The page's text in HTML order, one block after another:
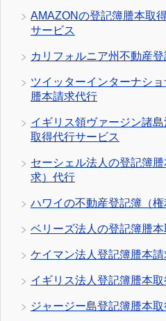
AMAZONの登記簿謄本取
サービス
カリフォルニア州不動産
ツイッターインターナシ
謄本請求代行
イギリス領ヴァージン諸
取得代行サービス
セーシェル法人の登記簿
求）代行
ハワイの不動産登記簿（
ベリーズ法人の登記簿謄
ケイマン法人登記簿謄本請
イギリス法人登記簿謄本
ジャージー島登記簿謄本